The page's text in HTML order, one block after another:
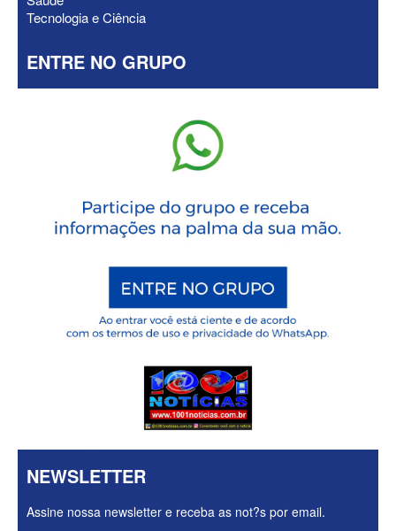
Tecnologia e Ciência
ENTRE NO GRUPO
NEWSLETTER
Assine nossa newsletter e receba as not?s por email.